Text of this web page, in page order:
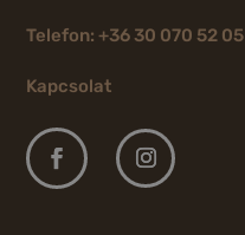
Telefon: +36 30 070 52 05
Kapcsolat